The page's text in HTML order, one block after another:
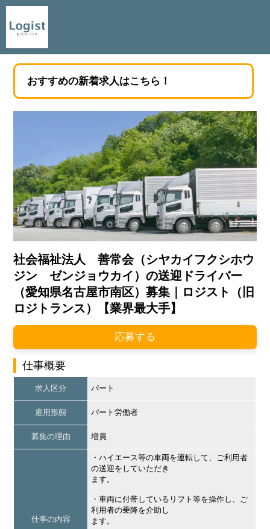
おすすめの新着求人はこちら！
社会福祉法人 善常会（シヤカイフクシホウ
ジン ゼンジョウカイ）の送迎ドライバー
（愛知県名古屋市南区）募集｜ロジスト（旧
ロジトランス）【業界最大手】
応募する
仕事概要
求人区分 パート
雇用形態 パート労働者
募集の理由 増員
仕事の内容
・ハイエース等の車両を運転して、ご利用者
の送迎をしていただき
ます。
・車両に付帯しているリフト等を操作し、ご
利用者の乗降を介助し
ます。